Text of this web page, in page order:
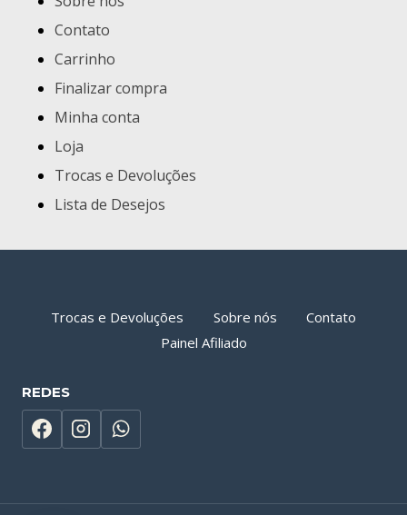
Contato
Carrinho
Finalizar compra
Minha conta
Loja
Trocas e Devoluções
Lista de Desejos
Trocas e Devoluções Sobre nós
Contato
Painel Afiliado
REDES